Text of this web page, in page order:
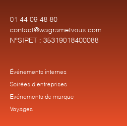
01 44 09 48 80
contact@wagrametvous.com
N°SIRET : 35319018400088
Événements internes
Soirées d'entreprises
Evénements de marque
Voyages